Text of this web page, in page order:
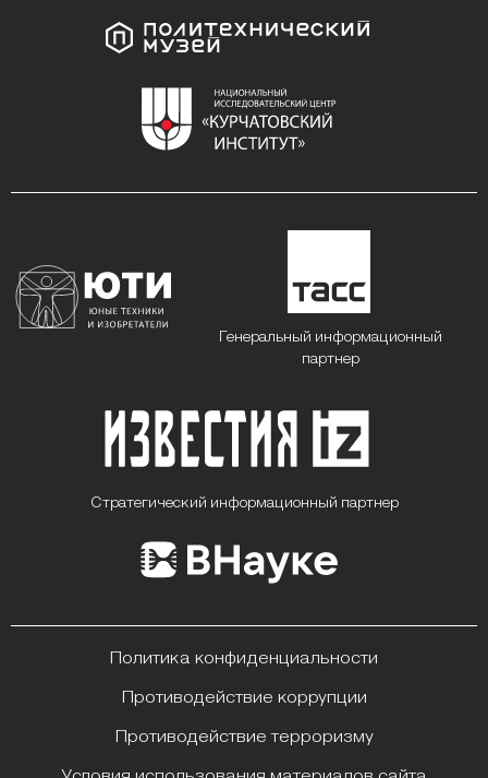
Генеральный информационный
партнер
Стратегический информационный партнер
Политика конфиденциальности
Противодействие коррупции
Противодействие терроризму